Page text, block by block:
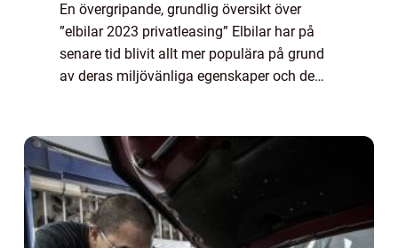
En övergripande, grundlig översikt över
”elbilar 2023 privatleasing” Elbilar har på
senare tid blivit allt mer populära på grund
av deras miljövänliga egenskaper och de